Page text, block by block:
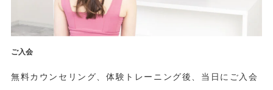
ご入会
無料カウンセリング、体験トレーニング後、当日にご入会